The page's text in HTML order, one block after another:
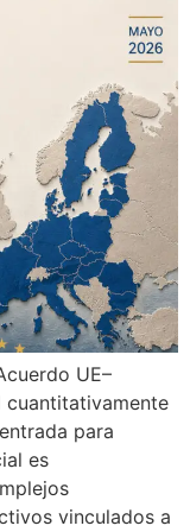
UE–
para
es
vinculados a